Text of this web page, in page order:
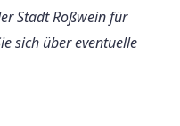
Stadt Roßwein für
sich über eventuelle